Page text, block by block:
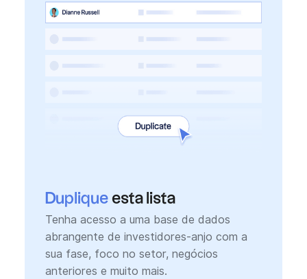
Duplique esta lista
Tenha acesso a uma base de dados
abrangente de investidores-anjo com a
sua fase, foco no setor, negócios
anteriores e muito mais.